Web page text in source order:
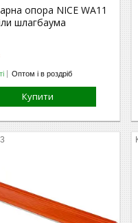
опора NICE WA11
шлагбаума
Оптом і в роздріб
Купити